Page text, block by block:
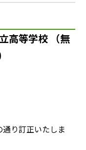
高等学校 （無
り訂正いたしま